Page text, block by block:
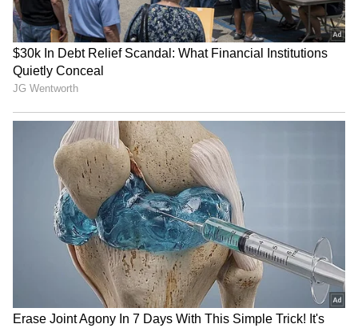
4
Image Credit :AI
కాంతి తగలకుండా
టొమాటోలకు ఎక్కువ సూర్యరశ్మి తగలనివ్వకూడదు. కిటికీ
దగ్గర లేదా నేరుగా ఎండ తగిలే చోట పెట్టొద్దు. అధిక వేడికి
అవి త్వరగా పండిపోయి, కుళ్లిపోవడం మొదలవుతుంది.
ఎప్పుడూ చల్లగా, నీడగా ఉండే ప్రదేశంలోనే వాటిని
ఉంచడం ఉత్తమం.